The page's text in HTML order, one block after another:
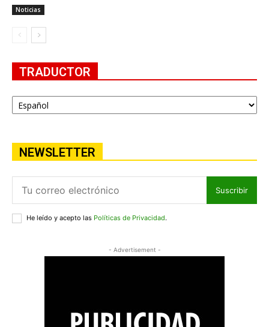
Noticias
TRADUCTOR
NEWSLETTER
Suscribir
He leído y acepto las Políticas de Privacidad.
- Advertisement -